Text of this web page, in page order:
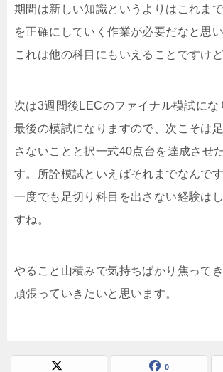
期間は新しい知識というよりはこれま
を正確にしていく作業が必要だなと思
これは他の科目にもいえることですけど
次は3週間後LECのファイナル模試にな
最後の模試になりますので、次こそは
さないことと択一式40点台を達成させ
す。所詮模試といえばそれまでなんで
一度でも足切り科目を出さない経験は
すね。
やること山積みで気持ちばかり焦って
頑張っていきたいと思います。
0